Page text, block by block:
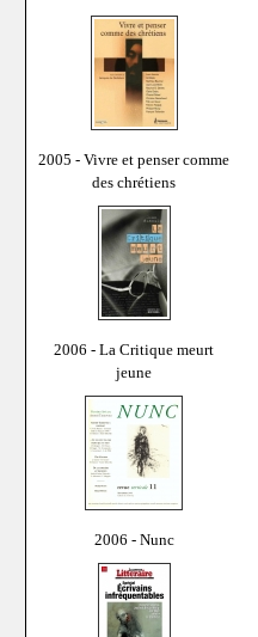
2005 - Vivre et penser comme
des chrétiens
2006 - La Critique meurt
jeune
2006 - Nunc